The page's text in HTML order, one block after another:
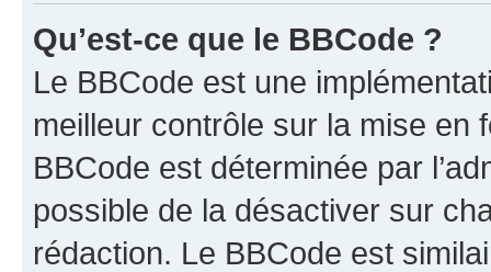
Qu’est-ce que le BBCode ?
Le BBCode est une
meilleur contrôle sur la mise en
BBCode est déterminée par
possible de la désactiver sur
rédaction. Le BBCode est